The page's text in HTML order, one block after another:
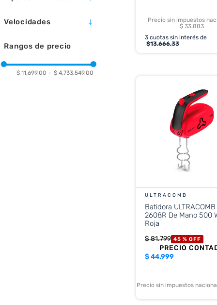
PIE/PARED
MESA
Velocidades
1
5
Rangos de precio
$ 11.699,00 – $ 4.733.549,00
Precio sin impuestos
$ 33.883
3 cuotas sin interés de
$13.666,33
ULTRACOMB
Batidora
2608R De Mano 500
Roja
$81.799 45 % OFF
PRECIO
$44.999
Precio sin impuestos